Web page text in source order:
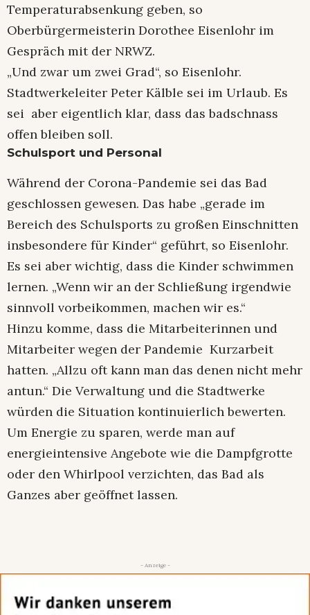
Temperaturabsenkung geben, so
Oberbürgermeisterin Dorothee Eisenlohr im
Gespräch mit der NRWZ.
„Und zwar um zwei Grad“, so Eisenlohr.
Stadtwerkeleiter Peter Kälble sei im Urlaub. Es
sei aber eigentlich klar, dass das badschnass
offen bleiben soll.
Schulsport und Personal
Während der Corona-Pandemie sei das Bad
geschlossen gewesen. Das habe „gerade im
Bereich des Schulsports zu großen Einschnitten
insbesondere für Kinder“ geführt, so Eisenlohr.
Es sei aber wichtig, dass die Kinder schwimmen
lernen. „Wenn wir an der Schließung irgendwie
sinnvoll vorbeikommen, machen wir es.“
Hinzu komme, dass die Mitarbeiterinnen und
Mitarbeiter wegen der Pandemie Kurzarbeit
hatten. „Allzu oft kann man das denen nicht mehr
antun.“ Die Verwaltung und die Stadtwerke
würden die Situation kontinuierlich bewerten.
Um Energie zu sparen, werde man auf
energieintensive Angebote wie die Dampfgrotte
oder den Whirlpool verzichten, das Bad als
Ganzes aber geöffnet lassen.
- Anzeige -